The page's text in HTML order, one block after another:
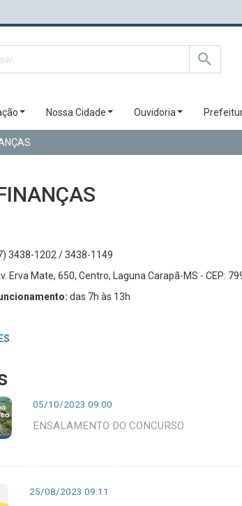
Nossa Cidade Ouvidoria
3438-1202 / 3438-1149
Erva Mate, 650, Centro, Laguna Carapã-MS - CEP:
das 7h às 13h
05/10/2023 09:00
ENSALAMENTO DO CONCURSO
25/08/2023 09:11